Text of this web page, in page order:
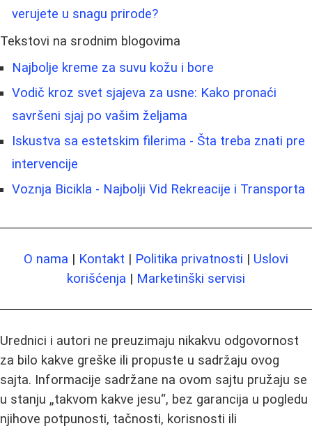
verujete u snagu prirode?
Tekstovi na srodnim blogovima
Najbolje kreme za suvu kožu i bore
Vodič kroz svet sjajeva za usne: Kako pronaći
savršeni sjaj po vašim željama
Iskustva sa estetskim filerima - Šta treba znati pre
intervencije
Voznja Bicikla - Najbolji Vid Rekreacije i Transporta
O nama | Kontakt | Politika privatnosti | Uslovi
korišćenja | Marketinški servisi
Urednici i autori ne preuzimaju nikakvu odgovornost
za bilo kakve greške ili propuste u sadržaju ovog
sajta. Informacije sadržane na ovom sajtu pružaju se
u stanju „takvom kakve jesu“, bez garancija u pogledu
njihove potpunosti, tačnosti, korisnosti ili